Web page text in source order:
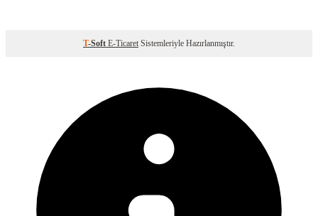
T-Soft E-Ticaret Sistemleriyle Hazırlanmıştır.